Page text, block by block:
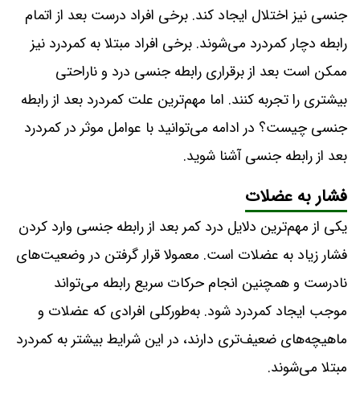
جنسی نیز اختلال ایجاد کند. برخی افراد درست بعد از اتمام
رابطه دچار کمردرد می‌شوند. برخی افراد مبتلا به کمردرد نیز
ممکن است بعد از برقراری رابطه جنسی درد و ناراحتی
بیشتری را تجربه کنند. اما مهم‌ترین علت کمردرد بعد از رابطه
جنسی چیست؟ در ادامه می‌توانید با عوامل موثر در کمردرد
بعد از رابطه جنسی آشنا شوید.
فشار به عضلات
یکی از مهم‌ترین دلایل درد کمر بعد از رابطه جنسی وارد کردن
فشار زیاد به عضلات است. معمولا قرار گرفتن در وضعیت‌های
نادرست و همچنین انجام حرکات سریع رابطه می‌تواند
موجب ایجاد کمردرد شود. به‌طورکلی افرادی که عضلات و
ماهیچه‌های ضعیف‌تری دارند، در این شرایط بیشتر به کمردرد
مبتلا می‌شوند.